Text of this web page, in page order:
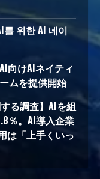
를 위한 AI 네이
向けAIネイティ
ムを提供開始
る調査】AIを組
％。AI導入企業
は「上手くいっ